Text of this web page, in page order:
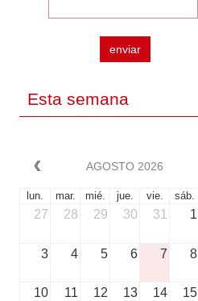
enviar
Esta semana
AGOSTO 2026
lun. mar. mié. jue. vie. sáb.
27 28 29 30 31 1
3 4 5 6 7 8
10 11 12 13 14 15